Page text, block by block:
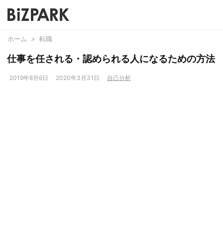
ホーム > 転職
仕事を任される・認められる人になるための方法
2019年8月6日 2020年3月31日 自己分析